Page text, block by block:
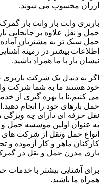
ارزان محسوب می شوند.
باربری وانت بار وانت بار
حمل و نقل علاوه بر جابجایی
حمل سبک تر به مشتریان
اطلاعات بیشتر در زمینه
نیسان بار با ما همراه باشید.
اگر به دنبال یک شرکت
خود هستند ما به شما شرکت
می کنیم،تا با بهره گیری از
حمل بارهای خود را انجام
نقل حرفه ای دارای چه
به عنوان اولین موسسه حمل و
انواع حمل ونقل از شرکت های
کارکنان ماهر و کار آزموده و
باری مدرن حمل و نقل در
برای آشنایی بیشتر با خدمات
همراه ما باشید.